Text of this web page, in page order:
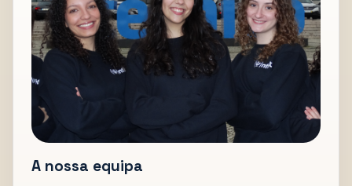
A nossa equipa